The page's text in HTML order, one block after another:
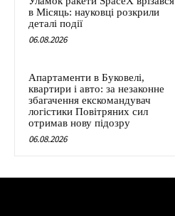
в Місяць: науковці розкрили
деталі події
06.08.2026
Апартаменти в Буковелі,
квартири і авто: за незаконне
збагачення екскомандувач
логістики Повітряних сил
отримав нову підозру
06.08.2026